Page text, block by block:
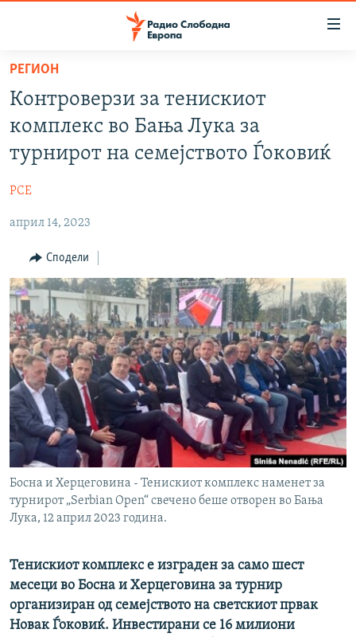
Оди
содржината
Оди
главната
навигација
на
ШТО ТРЕБА ДА ЗНАЕТЕ
ПРИЈАВИ СЕ ЗА ЊУЗЛЕТЕР
ПОДКАСТ ЗОШТО?
СЛЕДЕТЕ НЕ
РСЕ веб страници
РЕГИОН
Контроверзи за тенискиот
комплекс во Бања Лука за
турнирот на семејството Ѓоковиќ
РСЕ
април 14, 2023
Сподели
Босна и Херцеговина - Тенискиот комплекс наменет за
турнирот „Serbian Open“ свечено беше отворен во Бања
Лука, 12 април 2023 година.
Тенискиот комплекс e изграден за само шест
месеци во Босна и Херцеговина за турнир
организиран од семејството на светскиот првак
Новак Ѓоковиќ. Инвестирани се 16 милиони